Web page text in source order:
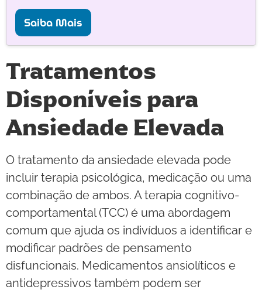
Saiba Mais
Tratamentos
Disponíveis para
Ansiedade Elevada
O tratamento da ansiedade elevada pode
incluir terapia psicológica, medicação ou uma
combinação de ambos. A terapia cognitivo-
comportamental (TCC) é uma abordagem
comum que ajuda os indivíduos a identificar e
modificar padrões de pensamento
disfuncionais. Medicamentos ansiolíticos e
antidepressivos também podem ser